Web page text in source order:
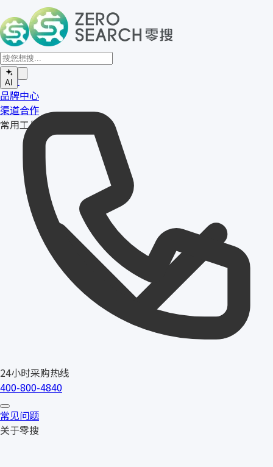
AI
24小时采购热线
400-800-4840
首页
品牌中心
渠道合作
常用工具
常见问题
关于零搜